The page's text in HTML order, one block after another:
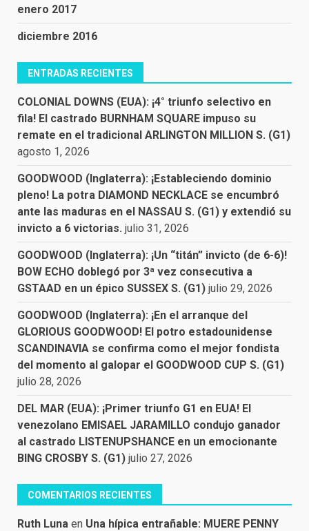
enero 2017
diciembre 2016
ENTRADAS RECIENTES
COLONIAL DOWNS (EUA): ¡4° triunfo selectivo en
fila! El castrado BURNHAM SQUARE impuso su
remate en el tradicional ARLINGTON MILLION S. (G1)
agosto 1, 2026
GOODWOOD (Inglaterra): ¡Estableciendo dominio
pleno! La potra DIAMOND NECKLACE se encumbró
ante las maduras en el NASSAU S. (G1) y extendió su
invicto a 6 victorias. julio 31, 2026
GOODWOOD (Inglaterra): ¡Un “titán” invicto (de 6-6)!
BOW ECHO doblegó por 3ª vez consecutiva a
GSTAAD en un épico SUSSEX S. (G1) julio 29, 2026
GOODWOOD (Inglaterra): ¡En el arranque del
GLORIOUS GOODWOOD! El potro estadounidense
SCANDINAVIA se confirma como el mejor fondista
del momento al galopar el GOODWOOD CUP S. (G1)
julio 28, 2026
DEL MAR (EUA): ¡Primer triunfo G1 en EUA! El
venezolano EMISAEL JARAMILLO condujo ganador
al castrado LISTENUPSHANCE en un emocionante
BING CROSBY S. (G1) julio 27, 2026
COMENTARIOS RECIENTES
Ruth Luna en Una hípica entrañable: MUERE PENNY